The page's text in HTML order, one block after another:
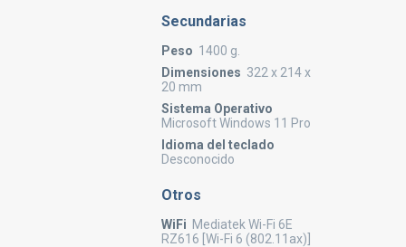
Secundarias
Peso 1400 g.
Dimensiones 322 x 214 x
20 mm
Sistema Operativo
Microsoft Windows 11 Pro
Idioma del teclado
Desconocido
Otros
WiFi Mediatek Wi-Fi 6E
RZ616 [Wi-Fi 6 (802.11ax)]